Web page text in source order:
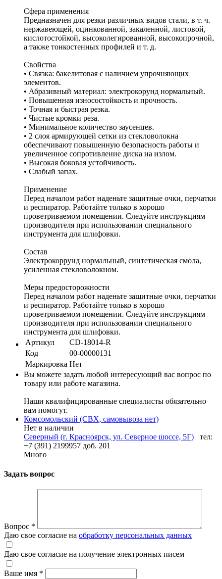
Сфера применения
Предназначен для резки различных видов стали, в т. ч.
нержавеющей, оцинкованной, закаленной, листовой,
кислотостойкой, высоколегированной, высокопрочной,
а также тонкостенных профилей и т. д.
Свойства
• Связка: бакелитовая с наличием упрочняющих
элементов.
• Абразивный материал: электрокорунд нормальный.
• Повышенная износостойкость и прочность.
• Точная и быстрая резка.
• Чистые кромки реза.
• Минимальное количество заусенцев.
• 2 слоя армирующей сетки из стекловолокна
обеспечивают повышенную безопасность работы и
увеличенное сопротивление диска на излом.
• Высокая боковая устойчивость.
• Слабый запах.
Применение
Перед началом работ наденьте защитные очки, перчатки
и респиратор. Работайте только в хорошо
проветриваемом помещении. Следуйте инструкциям
производителя при использовании специального
инструмента для шлифовки.
Состав
Электрокоррунд нормальный, синтетическая смола,
усиленная стекловолокном.
Меры предосторожности
Перед началом работ наденьте защитные очки, перчатки
и респиратор. Работайте только в хорошо
проветриваемом помещении. Следуйте инструкциям
производителя при использовании специального
инструмента для шлифовки.
Артикул
CD-18014-R
Код
00-00000131
Маркировка Нет
Вы можете задать любой интересующий вас вопрос по
товару или работе магазина.
Наши квалифицированные специалисты обязательно
вам помогут.
Комсомольский (СВХ, самовывоза нет)
Нет в наличии
Северный (г. Красноярск, ул. Северное шоссе, 5Г)
тел:
+7 (391) 2199957 доб. 201
Много
Задать вопрос
Вопрос *
Даю свое согласие на обработку персональных данных
Даю свое согласие на получение электронных писем
Ваше имя *